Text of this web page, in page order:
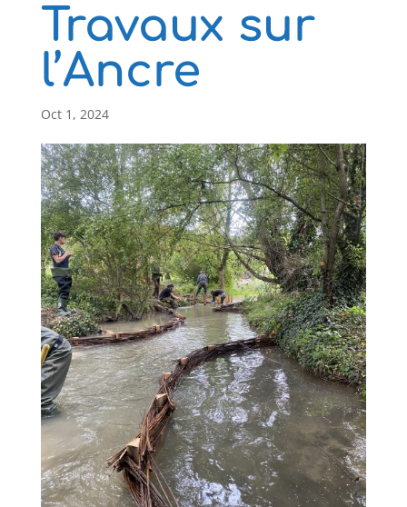
Travaux sur
l’Ancre
Oct 1, 2024